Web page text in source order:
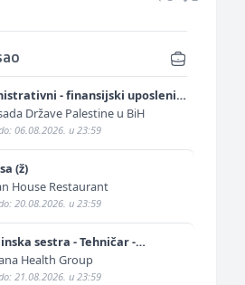
- finansijski uposlenik
Države Palestine u BiH
06.08.2026. u 23:59
(ž)
House Restaurant
20.08.2026. u 23:59
sestra - Tehničar -
(m/ž)
Health Group
21.08.2026. u 23:59